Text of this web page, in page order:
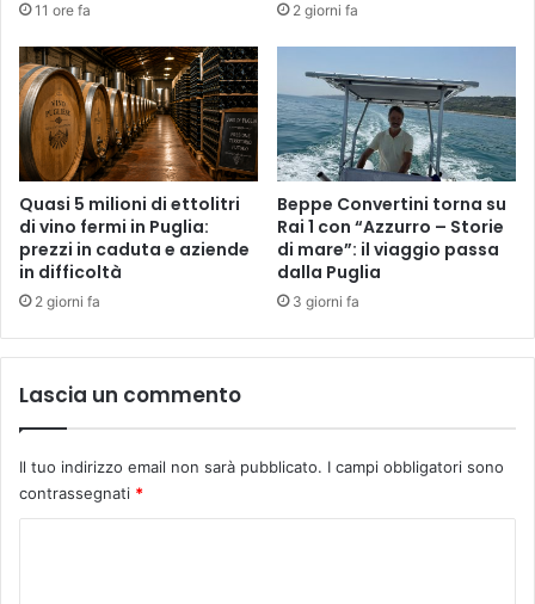
11 ore fa 2 giorni fa
Quasi 5 milioni di ettolitri
di vino fermi in Puglia:
prezzi in caduta e aziende
in difficoltà
2 giorni fa
Beppe Convertini torna su
Rai 1 con “Azzurro – Storie
di mare”: il viaggio passa
dalla Puglia
3 giorni fa
Lascia un commento
Il tuo indirizzo email non sarà pubblicato. I campi obbligatori sono
contrassegnati *